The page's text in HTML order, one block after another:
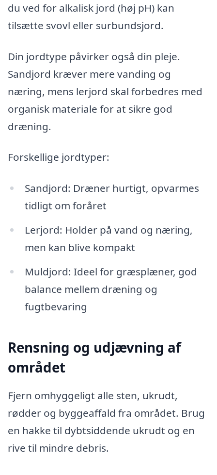
du ved for alkalisk jord (høj pH) kan
tilsætte svovl eller surbundsjord.
Din jordtype påvirker også din pleje.
Sandjord kræver mere vanding og
næring, mens lerjord skal forbedres med
organisk materiale for at sikre god
dræning.
Forskellige jordtyper:
Sandjord: Dræner hurtigt, opvarmes
tidligt om foråret
Lerjord: Holder på vand og næring,
men kan blive kompakt
Muldjord: Ideel for græsplæner, god
balance mellem dræning og
fugtbevaring
Rensning og udjævning af
området
Fjern omhyggeligt alle sten, ukrudt,
rødder og byggeaffald fra området. Brug
en hakke til dybtsiddende ukrudt og en
rive til mindre debris.